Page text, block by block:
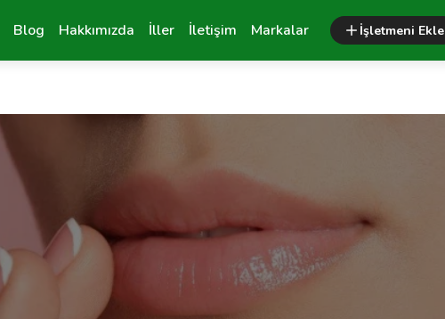
Blog Hakkımızda İller İletişim Markalar İşletmeni Ekle